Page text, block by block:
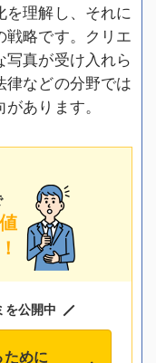
を理解し、それに
略です。クリエ
真が受け入れら
などの分野では
あります。
を公開中
めに